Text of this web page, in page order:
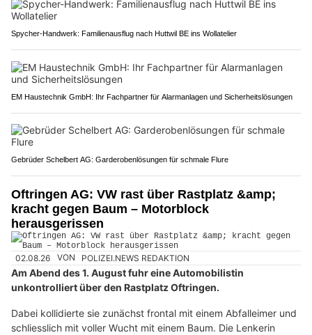
Spycher-Handwerk: Familienausflug nach Huttwil BE ins Wollatelier
EM Haustechnik GmbH: Ihr Fachpartner für Alarmanlagen und Sicherheitslösungen
Gebrüder Schelbert AG: Garderobenlösungen für schmale Flure
Oftringen AG: VW rast über Rastplatz &amp;
kracht gegen Baum – Motorblock
herausgerissen
02.08.26 VON POLIZEI.NEWS REDAKTION
Am Abend des 1. August fuhr eine Automobilistin
unkontrolliert über den Rastplatz Oftringen.
Dabei kollidierte sie zunächst frontal mit einem Abfalleimer und
schliesslich mit voller Wucht mit einem Baum. Die Lenkerin